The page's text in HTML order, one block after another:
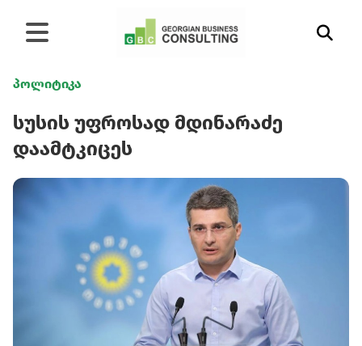
პოლიტიკა
სუსის უფროსად მდინარაძე
დაამტკიცეს